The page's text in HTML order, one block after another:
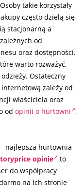
takie korzystały
często dzielą się
stacjonarną a
od
oraz dostępności.
warto rozważyć,
Ostateczny
zależy od
właściciela oraz
od opinii o hurtowni ,
– najlepsza hurtownia
opinie
to
do współpracy
na ich stronie